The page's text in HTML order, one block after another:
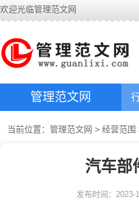
欢迎光临管理范文网
管理范文网
当前位置： 管理范文网 > 经营范围
汽车部
发布时间：2023-